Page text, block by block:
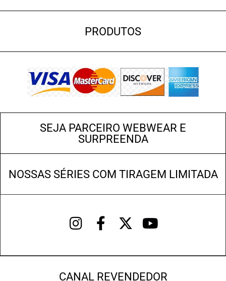
PRODUTOS
SEJA PARCEIRO WEBWEAR E
SURPREENDA
NOSSAS SÉRIES COM TIRAGEM LIMITADA
CANAL REVENDEDOR